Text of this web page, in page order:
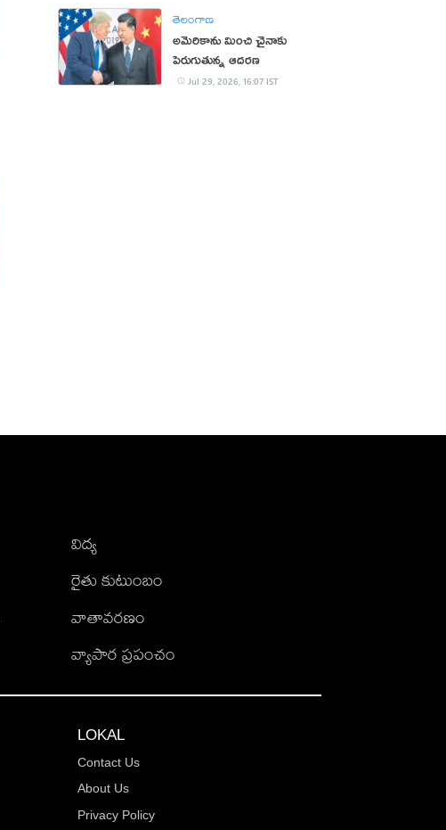
తెలంగాణ
అమెరికాను మించి చైనాకు
పెరుగుతున్న ఆదరణ
Jul 29, 2026, 16:07 IST
విద్య
రైతు కుటుంబం
వాతావరణం
వ్యాపార ప్రపంచం
LOKAL
Contact Us
About Us
Privacy Policy